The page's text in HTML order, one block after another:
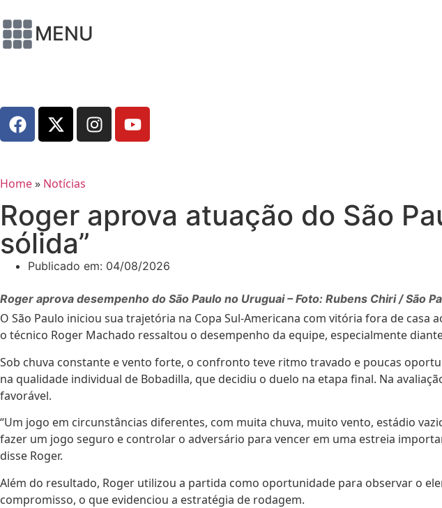
MENU
Home» Notícias
Roger aprova atuação do São
sólida”
Publicado em: 04/08/2026
Roger aprova desempenho do São Paulo no Uruguai – Foto: Rubens Chiri / São
O São Paulo iniciou sua trajetória na Copa Sul-Americana com vitória fora de
o técnico Roger Machado ressaltou o desempenho da equipe, especialmente
Sob chuva constante e vento forte, o confronto teve ritmo travado e poucas
na qualidade individual de Bobadilla, que decidiu o duelo na etapa final. Na
favorável.
“Um jogo em circunstâncias diferentes, com muita chuva, muito vento, estádio
fazer um jogo seguro e controlar o adversário para vencer em uma estreia
disse Roger.
Além do resultado, Roger utilizou a partida como oportunidade para observar o
compromisso, o que evidenciou a estratégia de rodagem.